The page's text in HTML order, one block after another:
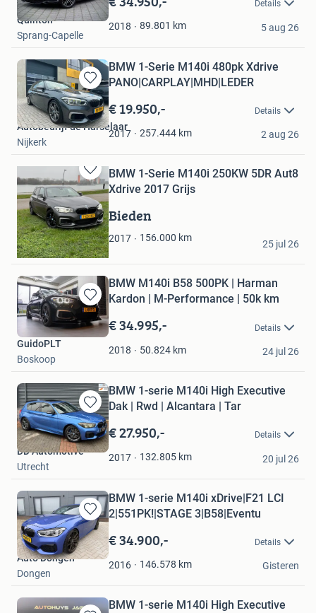
Mijn
Favorieten
Details
2018 89.801 km
Quinton
Sprang-Capelle
5 aug 26
Bewaren
in
Mijn
Favorieten
BMW 1-Serie M140i 480pk Xdrive
PANO|CARPLAY|MHD|LEDER
€ 19.950,- Details
2017 257.444 km
Autobedrijf de Harselaar
Nijkerk
2 aug 26
Bewaren
in
Mijn
Favorieten
BMW 1-Serie M140i 250KW 5DR Aut8
Xdrive 2017 Grijs
Bieden
2017 156.000 km
Sev
Spijkenisse
25 jul 26
Bewaren
in
Mijn
Favorieten
BMW M140i B58 500PK | Harman
Kardon | M-Performance | 50k km
€ 34.995,- Details
2018 50.824 km
GuidoPLT
Boskoop
24 jul 26
Bewaren
in
Mijn
Favorieten
BMW 1-serie M140i High Executive
Dak | Rwd | Alcantara | Tar
€ 27.950,- Details
2017 132.805 km
DD Automotive
Utrecht
20 jul 26
Bewaren
in
Mijn
Favorieten
BMW 1-serie M140i xDrive|F21 LCI
2|551PK!|STAGE 3|B58|Eventu
€ 34.900,- Details
2016 146.578 km
Auto Dongen
Dongen
Gisteren
BMW 1-serie M140i High Executive